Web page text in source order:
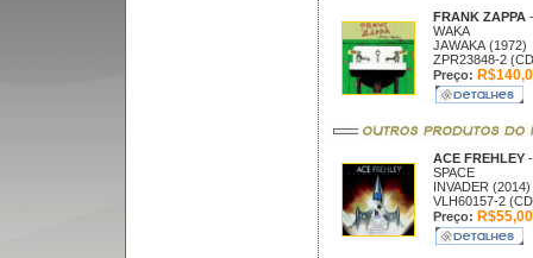
FRANK ZAPPA -
WAKA
JAWAKA (1972)
ZPR23848-2
Preço:
ACE FREHLEY -
SPACE
INVADER (2014)
VLH60157-2
Preço: R$55,00